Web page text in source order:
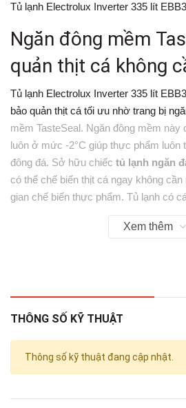
Tủ lạnh Electrolux Inverter 335 lít
Ngăn đông mềm
quản thịt cá không
Tủ lạnh Electrolux Inverter 335 lít
bảo quản thịt cá tối ưu nhờ trang bị
mềm TasteSeal. Ngăn đông mềm này
luôn ở mức -2°C giúp thực phẩm luôn
đông đá. Sở hữu chiếc tủ lạnh ngăn
có thể chế biến thịt cá ngay không
gian chế biến thực phẩm. Tủ lạnh có
Ngăn rau
giúp rau quả tươi
Tủ lạnh Electrolux Inverter 335 lít
rau TasteLockAuto với lưới lọc tự động
và giữ được độ tươi ngon lâu hơn.
Xem thêm
THÔNG SỐ KỸ THUẬT
Thông số kỹ thuật đang cập nhật.